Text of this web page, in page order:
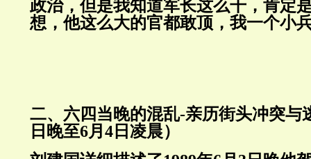
政治，但是我知道军长这么干，肯定
想，他这么大的官都敢顶，我一
二、六四当晚的混乱-亲历街头冲突与
日晚至6月4日凌晨）